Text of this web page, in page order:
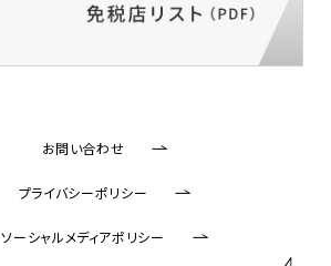
お問い合わせ
プライバシーポリシー
ソーシャルメディアポリシー